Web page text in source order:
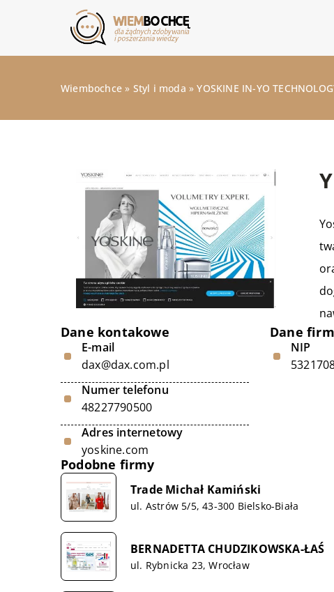
Wiembochce » Styl i moda »YOSKINE IN-YO
Dane kontakowe
E-mail
dax@dax.com.pl
Numer telefonu
48227790500
Adres internetowy
yoskine.com
Dane
NIP
Podobne firmy
Trade Michał Kamiński
ul. Astrów 5/5, 43-300 Bielsko-Biała
BERNADETTA CHUDZIKOWSKA-ŁAŚ
ul. Rybnicka 23, Wrocław